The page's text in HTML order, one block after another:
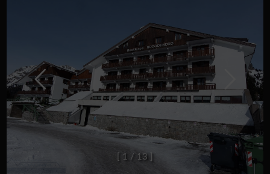
1 / 13